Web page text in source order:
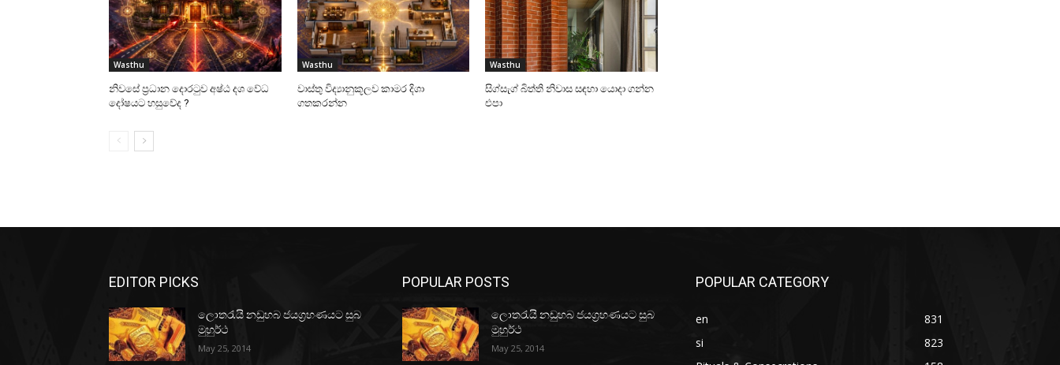
Wasthu
නිවසේ ප්‍රධාන දොරටුව අෂ්ඨ දශ වේධ
දෝෂයට හසුවේද ?
Wasthu
වාස්‌තු විද්‍යානුකූලව කාමර දිශා
ගතකරන්න
Wasthu
සිග්සැග් බිත්ති නිවාස සඳහා යොදා ගන්න
එපා
EDITOR PICKS
ලොතරැයි නඩුහබ ජයග්‍රහණයට සුබ
මුහුර්ථ
May 25, 2014
POPULAR POSTS
ලොතරැයි නඩුහබ ජයග්‍රහණයට සුබ
මුහුර්ථ
May 25, 2014
POPULAR CATEGORY
en
831
si
823